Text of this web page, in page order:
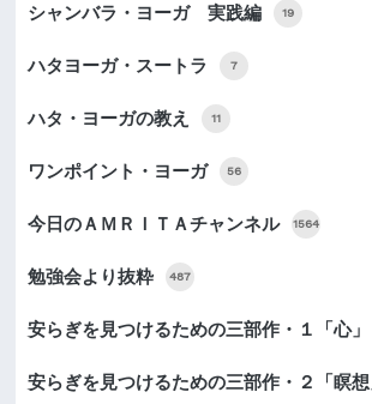
シャンバラ・ヨーガ 実践編 19
ハタヨーガ・スートラ 7
ハタ・ヨーガの教え 11
ワンポイント・ヨーガ 56
今日のＡＭＲＩＴＡチャンネル 1564
勉強会より抜粋 487
安らぎを見つけるための三部作・１「心」
安らぎを見つけるための三部作・２「瞑想